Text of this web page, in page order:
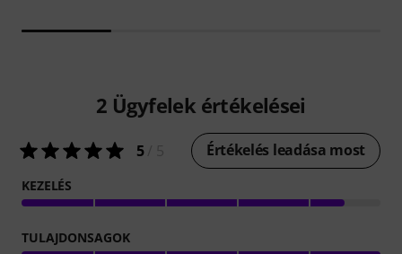
2 Ügyfelek értékelései
5/ 5 Értékelés leadása most
KEZELÉS
TULAJDONSAGOK